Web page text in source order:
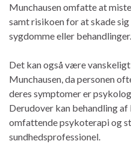
Munchausen omfatte at
samt risikoen for at skade
sygdomme eller behandlinger.
Det kan også være
Munchausen, da personen
deres symptomer er
Derudover kan behandling
omfattende psykoterapi og
sundhedsprofessionel.